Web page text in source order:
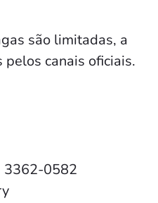
são limitadas, a
pelos canais oficiais.
3362-0582